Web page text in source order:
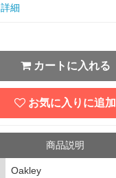
詳細
カートに入れる
お気に入りに追加
商品説明
Oakley